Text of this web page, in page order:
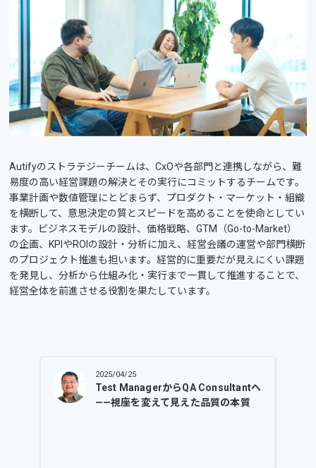
Autifyのストラテジーチームは、CxOや各部門と連携しながら、難
易度の高い経営課題の解決とその実行にコミットするチームです。
事業計画や数値管理にとどまらず、プロダクト・マーケット・組織
を横断して、意思決定の質とスピードを高めることを使命としてい
ます。ビジネスモデルの設計、価格戦略、GTM（Go-to-Market）
の企画、KPIやROIの設計・分析に加え、経営会議の運営や部門横断
のプロジェクト推進も担います。経営的に重要だが見えにくい課題
を発見し、分析から仕組み化・実行まで一貫して推進することで、
経営全体を前進させる役割を果たしています。
2025/05/27
見えない課題を、見える形に──お
客様とともに創る品質